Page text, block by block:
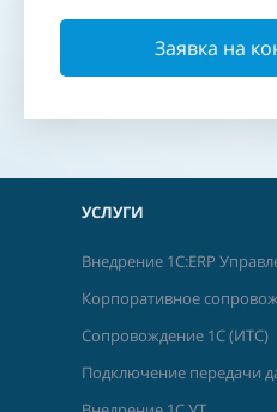
Заявка на
УСЛУГИ
Внедрение 1С:ERP
Корпоративное
Сопровождение 1С (ИТС)
Подключение передачи